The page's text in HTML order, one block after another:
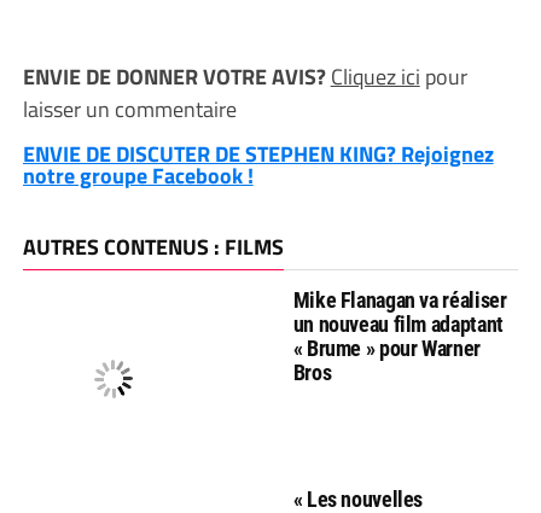
ENVIE DE DONNER VOTRE AVIS?Cliquez ici pour
laisser un commentaire
ENVIE DE DISCUTER DE STEPHEN KING? Rejoignez
notre groupe Facebook !
AUTRES CONTENUS : FILMS
Mike Flanagan va réaliser
un nouveau film adaptant
« Brume » pour Warner
Bros
« Les nouvelles